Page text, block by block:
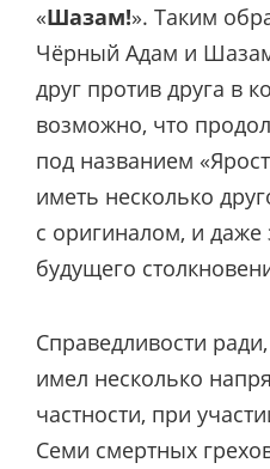
«Шазам!». Таким
Чёрный Адам и
друг против друга в
возможно, что
под названием
иметь несколько
с оригиналом, и даже
будущего
Справедливости
имел несколько
частности, при
Семи смертных